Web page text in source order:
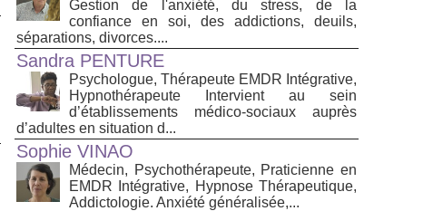
Gestion de l'anxiété, du stress, de la
confiance en soi, des addictions, deuils,
séparations, divorces....
Sandra PENTURE
Psychologue, Thérapeute EMDR Intégrative,
Hypnothérapeute Intervient au sein
d’établissements médico‑sociaux auprès
d’adultes en situation d...
Sophie VINAO
Médecin, Psychothérapeute, Praticienne en
EMDR Intégrative, Hypnose Thérapeutique,
Addictologie. Anxiété généralisée,...